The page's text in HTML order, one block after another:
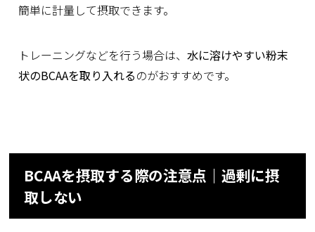
簡単に計量して摂取できます。
トレーニングなどを行う場合は、水に溶けやすい粉末
状のBCAAを取り入れるのがおすすめです。
BCAAを摂取する際の注意点｜過剰に摂
取しない